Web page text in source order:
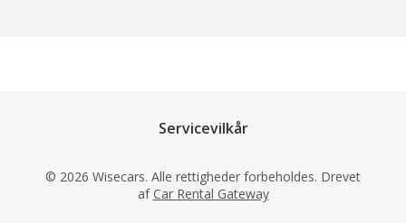
Servicevilkår
© 2026 Wisecars. Alle rettigheder forbeholdes. Drevet
af Car Rental Gateway